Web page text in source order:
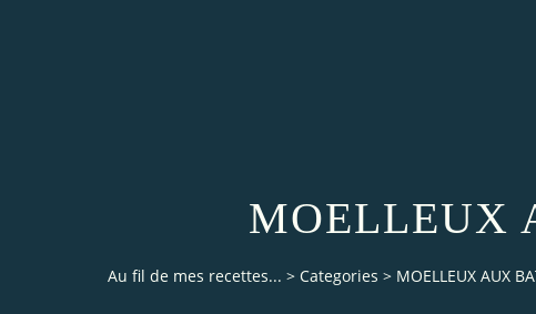
MOELLEUX
Au fil de mes recettes... > Categories > MOELLEUX AUX